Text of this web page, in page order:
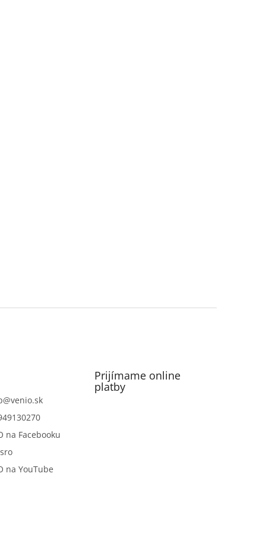
@venio.sk
na Facebooku
na YouTube
Prijímame online
platby